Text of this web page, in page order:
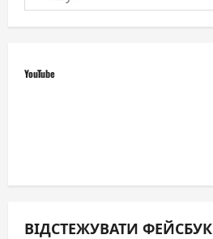
YouTube
ВІДСТЕЖУВАТИ ФЕЙСБУК